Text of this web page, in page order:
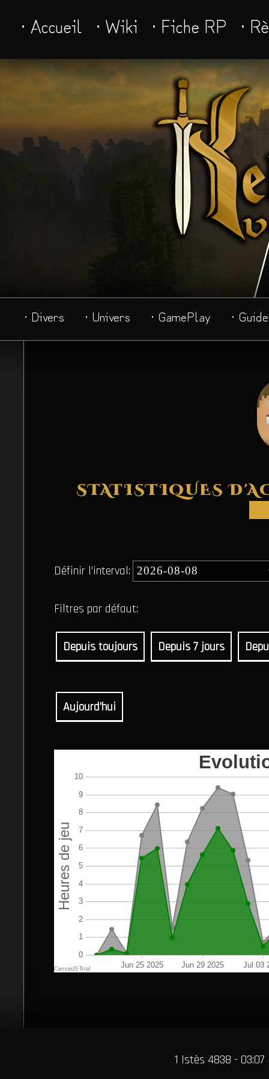
· Accueil · Wiki · Fiche RP ·
· Divers · Univers · GamePlay ·
STATISTIQUES
Définir l'interval:
Filtres par défaut:
Depuis toujours Depuis 7 jours
Aujourd'hui
1 Istès 4838 - 03:07